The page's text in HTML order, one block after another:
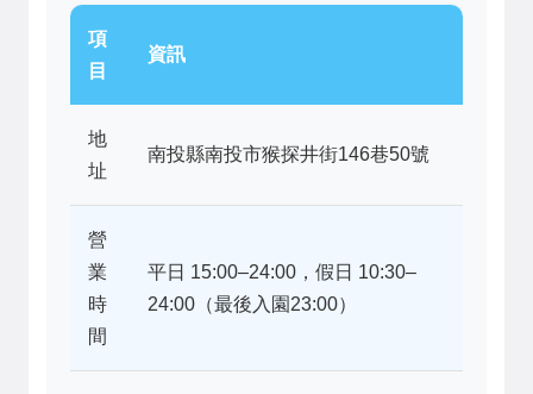
項
目
資訊
地
址
南投縣南投市猴探井街146巷50號
營
業
時
間
平日 15:00–24:00，假日 10:30–
24:00（最後入園23:00）